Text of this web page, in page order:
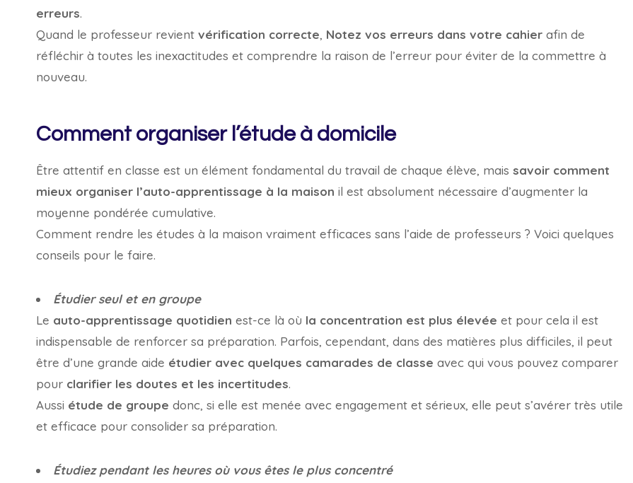
erreurs.
Quand le professeur revient vérification correcte, Notez vos erreurs dans votre cahier afin de
réfléchir à toutes les inexactitudes et comprendre la raison de l’erreur pour éviter de la commettre à
nouveau.
Comment organiser l’étude à domicile
Être attentif en classe est un élément fondamental du travail de chaque élève, mais savoir comment
mieux organiser l’auto-apprentissage à la maison il est absolument nécessaire d’augmenter la
moyenne pondérée cumulative.
Comment rendre les études à la maison vraiment efficaces sans l’aide de professeurs ? Voici quelques
conseils pour le faire.
Étudier seul et en groupe
Le auto-apprentissage quotidien est-ce là où la concentration est plus élevée et pour cela il est
indispensable de renforcer sa préparation. Parfois, cependant, dans des matières plus difficiles, il peut
être d’une grande aide étudier avec quelques camarades de classe avec qui vous pouvez comparer
pour clarifier les doutes et les incertitudes.
Aussi étude de groupe donc, si elle est menée avec engagement et sérieux, elle peut s’avérer très utile
et efficace pour consolider sa préparation.
Étudiez pendant les heures où vous êtes le plus concentré